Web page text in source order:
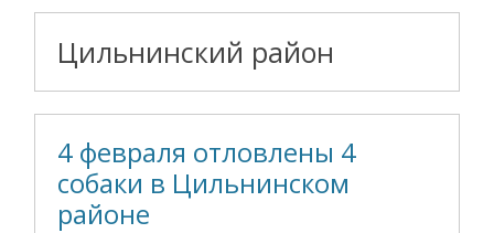
Цильнинский район
4 февраля отловлены 4
собаки в Цильнинском
районе